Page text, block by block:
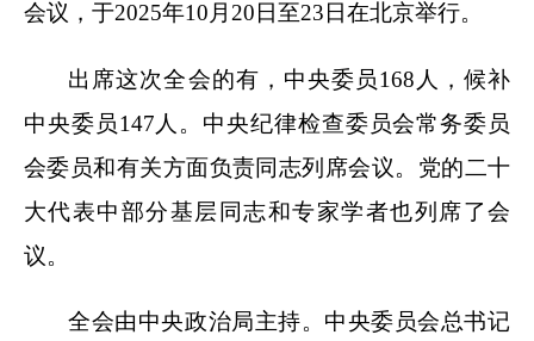
会议，于2025年10月20日至23日在北京举行。
出席这次全会的有，中央委员168人，候补
中央委员147人。中央纪律检查委员会常务委员
会委员和有关方面负责同志列席会议。党的二十
大代表中部分基层同志和专家学者也列席了会
议。
全会由中央政治局主持。中央委员会总书记